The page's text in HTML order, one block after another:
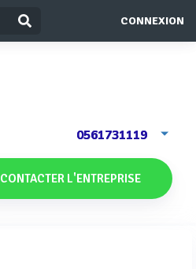
CONNEXION
0561731119
CONTACTER L'ENTREPRISE